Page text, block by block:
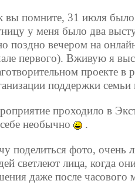
вы помните, 31 июля было
у меня было два
поздно вечером на
первого). Вживую я
проекте в
поддержки
проходило в
необычно
.
поделиться фото, очень
светлеют лица, когда
даже после часового